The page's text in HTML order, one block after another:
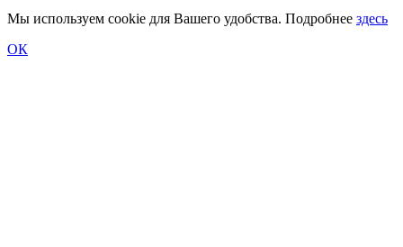
Мы используем cookie для Вашего удобства. Подробнее здесь
ОК